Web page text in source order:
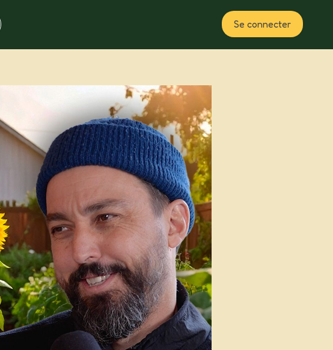
Se connecter
Fertilisation Plan